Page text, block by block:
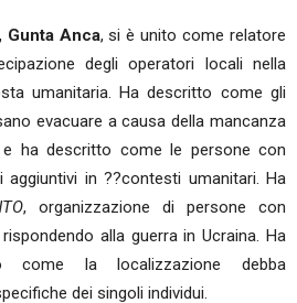
Gunta Anca, si è unito come relatore
degli operatori locali nella
umanitaria. Ha descritto come gli
evacuare a causa della mancanza
ha descritto come le persone con
in ??contesti umanitari. Ha
, organizzazione di persone con
alla guerra in Ucraina. Ha
come la localizzazione debba
dei singoli individui.